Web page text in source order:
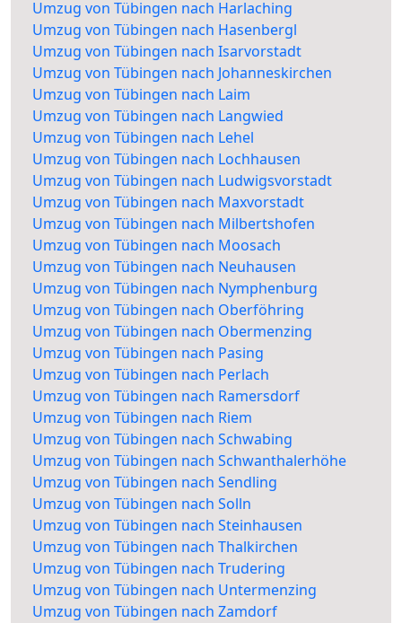
Umzug von Tübingen nach Harlaching
Umzug von Tübingen nach Hasenbergl
Umzug von Tübingen nach Isarvorstadt
Umzug von Tübingen nach Johanneskirchen
Umzug von Tübingen nach Laim
Umzug von Tübingen nach Langwied
Umzug von Tübingen nach Lehel
Umzug von Tübingen nach Lochhausen
Umzug von Tübingen nach Ludwigsvorstadt
Umzug von Tübingen nach Maxvorstadt
Umzug von Tübingen nach Milbertshofen
Umzug von Tübingen nach Moosach
Umzug von Tübingen nach Neuhausen
Umzug von Tübingen nach Nymphenburg
Umzug von Tübingen nach Oberföhring
Umzug von Tübingen nach Obermenzing
Umzug von Tübingen nach Pasing
Umzug von Tübingen nach Perlach
Umzug von Tübingen nach Ramersdorf
Umzug von Tübingen nach Riem
Umzug von Tübingen nach Schwabing
Umzug von Tübingen nach Schwanthalerhöhe
Umzug von Tübingen nach Sendling
Umzug von Tübingen nach Solln
Umzug von Tübingen nach Steinhausen
Umzug von Tübingen nach Thalkirchen
Umzug von Tübingen nach Trudering
Umzug von Tübingen nach Untermenzing
Umzug von Tübingen nach Zamdorf